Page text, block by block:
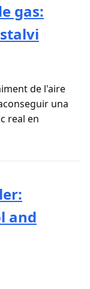
gas:
de l'aire
una
real en
and